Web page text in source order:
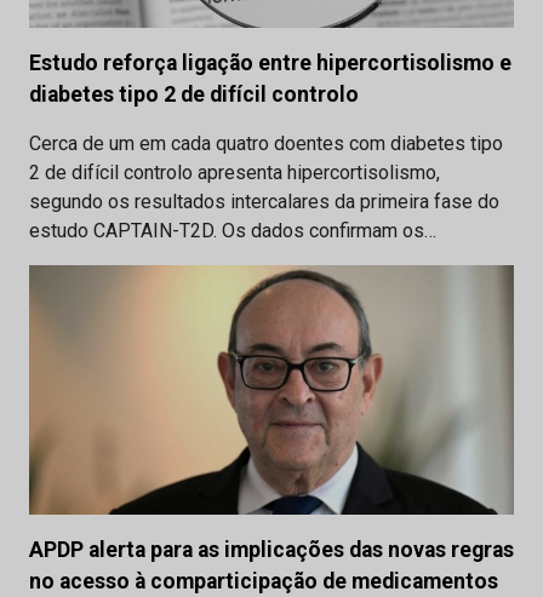
Estudo reforça ligação entre hipercortisolismo e
diabetes tipo 2 de difícil controlo
Cerca de um em cada quatro doentes com diabetes tipo
2 de difícil controlo apresenta hipercortisolismo,
segundo os resultados intercalares da primeira fase do
estudo CAPTAIN-T2D. Os dados confirmam os…
APDP alerta para as implicações das novas regras
no acesso à comparticipação de medicamentos